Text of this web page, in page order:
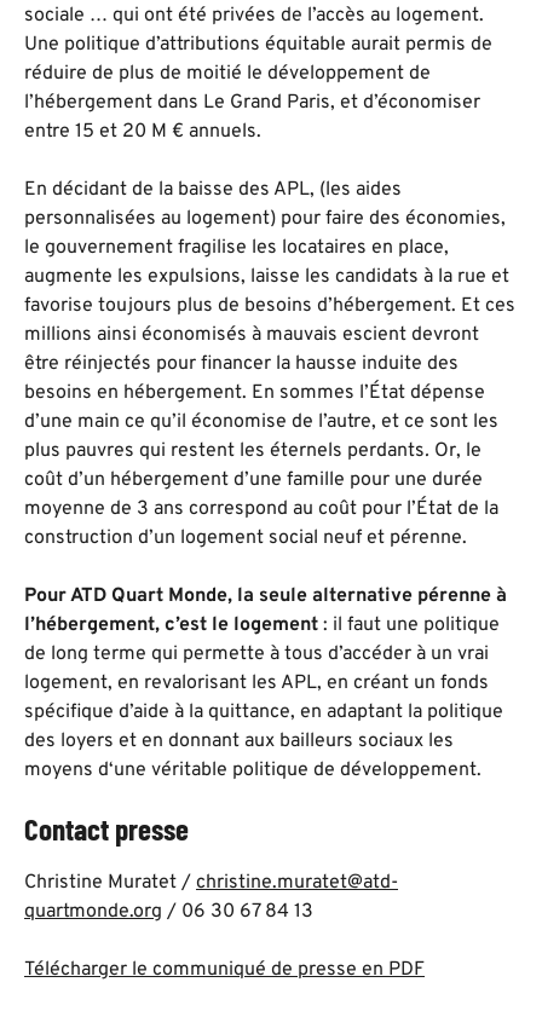
sociale … qui ont été privées de l’accès au logement.
Une politique d’attributions équitable aurait permis de
réduire de plus de moitié le développement de
l’hébergement dans Le Grand Paris, et d’économiser
entre 15 et 20 M € annuels.
En décidant de la baisse des APL, (les aides
personnalisées au logement) pour faire des économies,
le gouvernement fragilise les locataires en place,
augmente les expulsions, laisse les candidats à la rue et
favorise toujours plus de besoins d’hébergement. Et ces
millions ainsi économisés à mauvais escient devront
être réinjectés pour financer la hausse induite des
besoins en hébergement. En sommes l’État dépense
d’une main ce qu’il économise de l’autre, et ce sont les
plus pauvres qui restent les éternels perdants. Or, le
coût d’un hébergement d’une famille pour une durée
moyenne de 3 ans correspond au coût pour l’État de la
construction d’un logement social neuf et pérenne.
Pour ATD Quart Monde, la seule alternative pérenne à
l’hébergement, c’est le logement : il faut une politique
de long terme qui permette à tous d’accéder à un vrai
logement, en revalorisant les APL, en créant un fonds
spécifique d’aide à la quittance, en adaptant la politique
des loyers et en donnant aux bailleurs sociaux les
moyens d‘une véritable politique de développement.
Contact presse
Christine Muratet / christine.muratet@atd-
quartmonde.org / 06 30 67 84 13
Télécharger le communiqué de presse en PDF